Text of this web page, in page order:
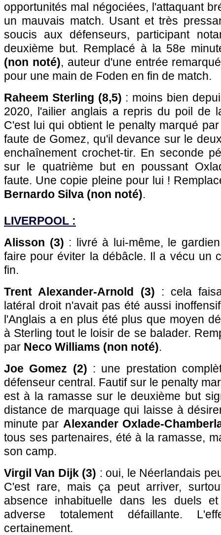
opportunités mal négociées, l'attaquant
un mauvais match. Usant et très
soucis aux défenseurs, participant
deuxième but. Remplacé à la 58e
(non noté), auteur d'une entrée
pour une main de Foden en fin de match.
Raheem Sterling (8,5) : moins bien
2020, l'ailier anglais a repris du poil de
C'est lui qui obtient le penalty marqué
faute de Gomez, qu'il devance sur le
enchaînement crochet-tir. En seconde
sur le quatrième but en poussant
faute. Une copie pleine pour lui !
Bernardo Silva (non noté).
LIVERPOOL :
Alisson (3) : livré à lui-même, le
faire pour éviter la débâcle. Il a vécu un
fin.
Trent Alexander-Arnold (3) : cela
latéral droit n'avait pas été aussi
l'Anglais a en plus été plus que moyen
à Sterling tout le loisir de se balader.
par Neco Williams (non noté).
Joe Gomez (2) : une prestation
défenseur central. Fautif sur le penalty
est à la ramasse sur le deuxième but
distance de marquage qui laisse à
minute par Alexander Oxlade-
tous ses partenaires, été à la ramasse,
son camp.
Virgil Van Dijk (3) : oui, le Néerlandais
C'est rare, mais ça peut arriver,
absence inhabituelle dans les duels
adverse totalement défaillante.
certainement.